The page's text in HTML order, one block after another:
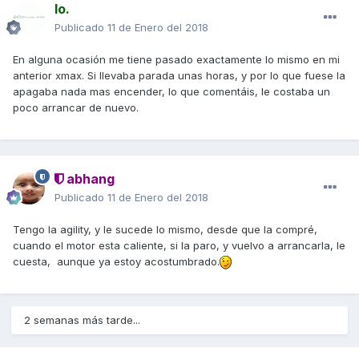
Io.
Publicado 11 de Enero del 2018
En alguna ocasión me tiene pasado exactamente lo mismo en mi
anterior xmax. Si llevaba parada unas horas, y por lo que fuese la
apagaba nada mas encender, lo que comentáis, le costaba un
poco arrancar de nuevo.
abhang
Publicado 11 de Enero del 2018
Tengo la agility, y le sucede lo mismo, desde que la compré,
cuando el motor esta caliente, si la paro, y vuelvo a arrancarla, le
cuesta, aunque ya estoy acostumbrado.
2 semanas más tarde...